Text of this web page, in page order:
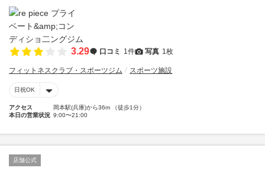
3.29 口コミ 1件 写真 1枚
フィットネスクラブ・スポーツジム スポーツ施設
日祝OK
アクセス
岡本駅(兵庫)から36m （徒歩1分）
本日の営業状況 9:00〜21:00
店舗公式